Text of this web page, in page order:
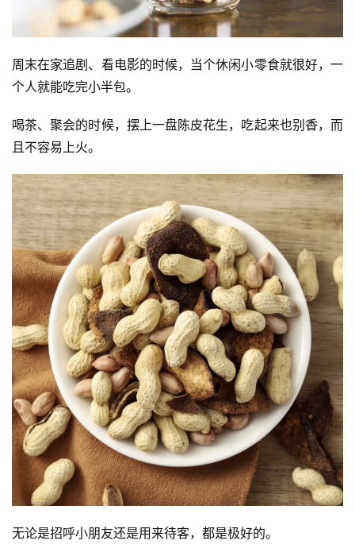
周末在家追剧、看电影的时候，当个休闲小零食就很好，一
个人就能吃完小半包。
喝茶、聚会的时候，摆上一盘陈皮花生，吃起来也别香，而
且不容易上火。
无论是招呼小朋友还是用来待客，都是极好的。